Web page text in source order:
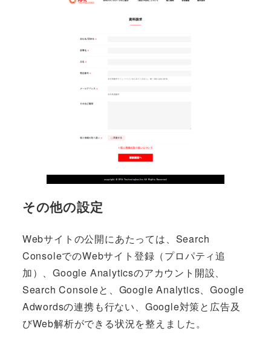
その他の設定
Webサイトの公開にあたっては、Search
ConsoleでのWebサイト登録（プロパティ追
加）、Google Analyticsのアカウント開設、
Search Consoleと、Google Analytics、Google
Adwordsの連携も行ない、Google対策と広告及
びWeb解析ができる状況を整えました。